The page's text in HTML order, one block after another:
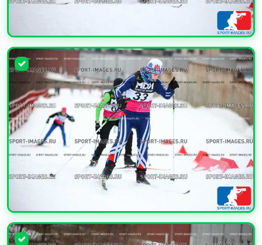
УВЕЛИЧИТЬ
УВЕЛИЧИТЬ